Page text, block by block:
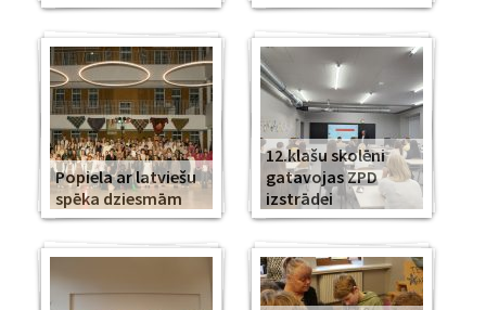
Popiela ar latviešu
spēka dziesmām
12.klašu skolēni
gatavojas ZPD
izstrādei